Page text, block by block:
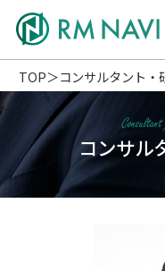
TOP コンサルタント・
コンサル